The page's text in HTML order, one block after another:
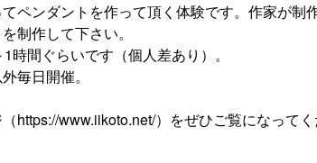
てペンダントを作って頂く体験です。作家が
制作して下さい。
時間ぐらいです（個人差あり）。
毎日開催。
https://www.iikoto.net/）をぜひご覧になってく